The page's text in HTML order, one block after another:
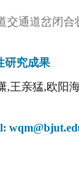
交通道岔闭合
究成果
,王亲猛,欧阳